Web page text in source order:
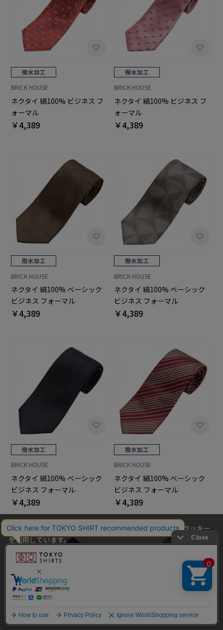
BRICK HOUSE
ネクタイ 絹100% ビジネス フ
ォーマル
￥4,389
BRICK HOUSE
ネクタイ 絹100% ビジネス フ
ォーマル
￥4,389
BRICK HOUSE
ネクタイ 絹100% ベーシック
ビジネス フォーマル
￥4,389
BRICK HOUSE
ネクタイ 絹100% ベーシック
ビジネス フォーマル
￥4,389
BRICK HOUSE
ネクタイ 絹100% ベーシック
ビジネス フォーマル
￥4,389
BRICK HOUSE
ネクタイ 絹100% ベーシック
ビジネス フォーマル
￥4,389
他のアイテムを探す こだわり検索
当社のウェブサイトでは、お客様の利便性向上のためにクッキー
を利用しています。
本ウェブサイトをこのままご利用になる場合、クッキーの使用に
同意いただいたものとみなします。
クッキーを通じて収集する情報には、「お客様個人を特定できる
情報」は一切含まれておりません。詳細は
クッキーポリシーをご
確認ください。
OK